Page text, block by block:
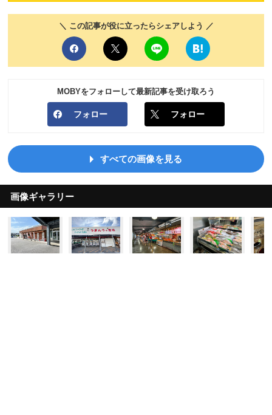
＼ この記事が役に立ったらシェアしよう ／
MOBYをフォローして最新記事を受け取ろう
フォロー フォロー
すべての画像を見る
画像ギャラリー